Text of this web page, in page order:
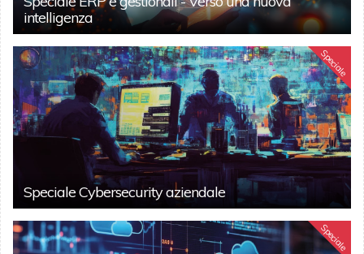
intelligenza
Speciale
Speciale Cybersecurity aziendale
Speciale